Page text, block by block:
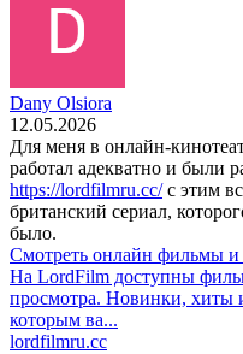
Dany Olsiora
12.05.2026
Для меня в онлайн-
работал адекватно и были
https://lordfilmru.cc/с этим
британский сериал,
было.
Смотреть онлайн фильмы и
На LordFilm доступны
просмотра. Новинки, хиты
которым ва...
lordfilmru.cc